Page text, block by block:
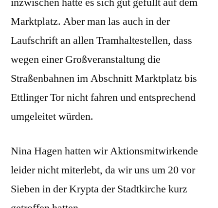
Marktplatz. Aber man las auch in der
Laufschrift an allen Tramhaltestellen, dass
wegen einer Großveranstaltung die
Straßenbahnen im Abschnitt Marktplatz bis
Ettlinger Tor nicht fahren und entsprechend
umgeleitet würden.
Nina Hagen hatten wir Aktionsmitwirkende
leider nicht miterlebt, da wir uns um 20 vor
Sieben in der Krypta der Stadtkirche kurz